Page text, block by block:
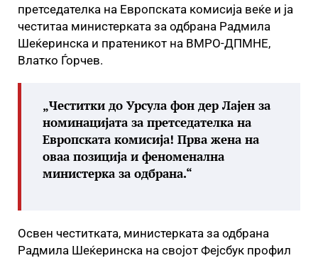
претседателка на Европската комисија веќе и ја
честитаа министерката за одбрана Радмила
Шеќеринска и пратеникот на ВМРО-ДПМНЕ,
Влатко Ѓорчев.
„Честитки до Урсула фон дер Лајен за
номинацијата за претседателка на
Европската комисија! Прва жена на
оваа позиција и феноменална
министерка за одбрана.“
Освен честитката, министерката за одбрана
Радмила Шеќеринска на својот Фејсбук профил